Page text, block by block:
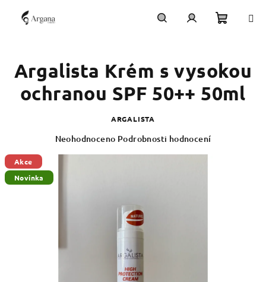
košík
Argalista Krém s vysokou
ochranou SPF 50++ 50ml
ARGALISTA
Průměrné
Neohodnoceno Podrobnosti hodnocení
Akce
Novinka